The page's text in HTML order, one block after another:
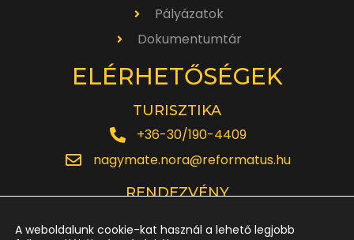
Pályázatok
Dokumentumtár
ELÉRHETŐSÉGEK
TURISZTIKA
+36-30/190-4409
nagymate.nora@reformatus.hu
RENDEZVÉNY
A weboldalunk cookie-kat használ a lehető legjobb